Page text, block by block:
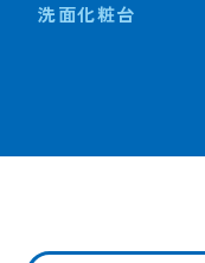
洗面化粧台